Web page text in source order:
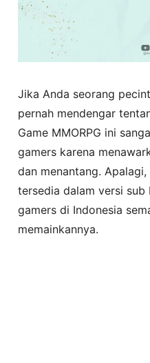
Jika Anda seorang
pernah mendengar
Game MMORPG ini
gamers karena
dan menantang.
tersedia dalam versi
gamers di Indonesia
memainkannya.